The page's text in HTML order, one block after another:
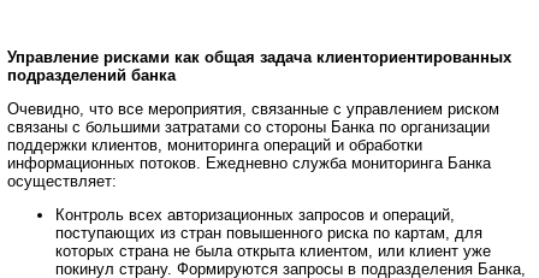
Управление рисками как общая задача клиенториентированных
подразделений банка
Очевидно, что все мероприятия, связанные с управлением риском
связаны с большими затратами со стороны Банка по организации
поддержки клиентов, мониторинга операций и обработки
информационных потоков. Ежедневно служба мониторинга Банка
осуществляет:
Контроль всех авторизационных запросов и операций,
поступающих из стран повышенного риска по картам, для
которых страна не была открыта клиентом, или клиент уже
покинул страну. Формируются запросы в подразделения Банка,